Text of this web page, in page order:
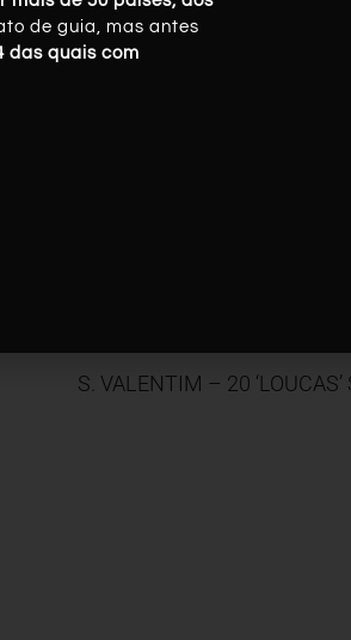
S. VALENTIM – 20 ‘LOUCAS’
de guia, mas antes
das quais com